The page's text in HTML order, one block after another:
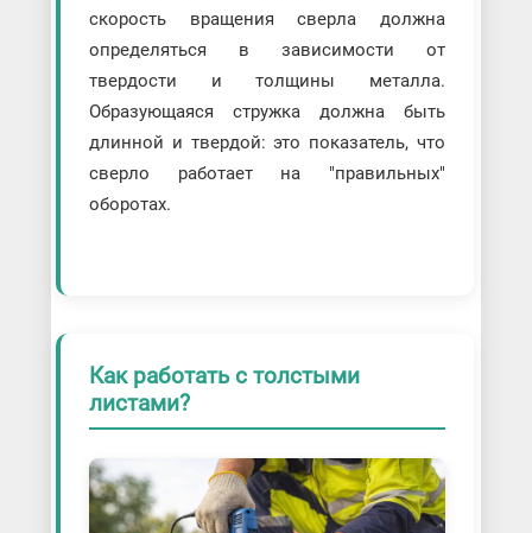
скорость вращения сверла должна
определяться в зависимости от
твердости и толщины металла.
Образующаяся стружка должна быть
длинной и твердой: это показатель, что
сверло работает на "правильных"
оборотах.
Как работать с толстыми
листами?